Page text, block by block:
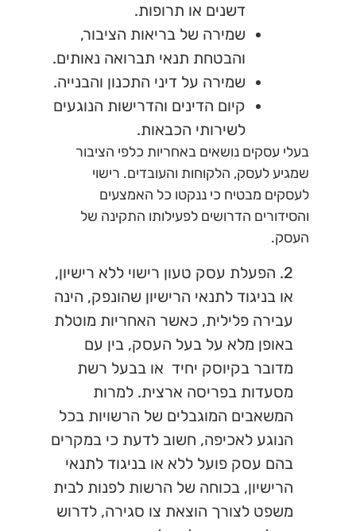
דשנים או תרופות.
שמירה של בריאות הציבור,
והבטחת תנאי תברואה נאותים.
שמירה על דיני התכנון והבנייה.
קיום הדינים והדרישות הנוגעים
לשירותי הכבאות.
בעלי עסקים נושאים באחריות כלפי הציבור
שמגיע לעסק, הלקוחות והעובדים. רישוי
לעסקים מבטיח כי ננקטו כל האמצעים
והסידורים הדרושים לפעילותו התקינה של
העסק.
2. הפעלת עסק טעון רישוי ללא רישיון,
או בניגוד לתנאי הרישיון שהונפק, הינה
עבירה פלילית, כאשר האחריות מוטלת
באופן מלא על בעל העסק, בין עם
מדובר בקיוסק יחיד או בבעל רשת
מסעדות בפריסה ארצית. למרות
המשאבים המוגבלים של הרשויות בכל
הנוגע לאכיפה, חשוב לדעת כי במקרים
בהם עסק פועל ללא או בניגוד לתנאי
הרישיון, בכוחה של הרשות לפנות לבית
משפט לצורך הוצאת צו סגירה, לדרוש